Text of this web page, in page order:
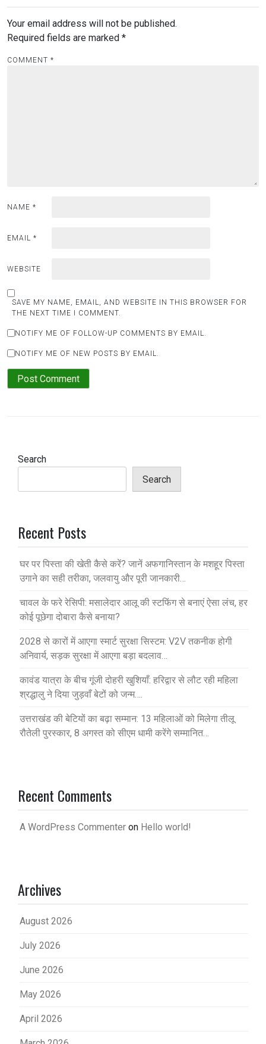
Your email address will not be published.
Required fields are marked *
COMMENT *
NAME *
EMAIL *
WEBSITE
SAVE MY NAME, EMAIL, AND WEBSITE IN THIS BROWSER FOR
THE NEXT TIME I COMMENT.
NOTIFY ME OF FOLLOW-UP COMMENTS BY EMAIL.
NOTIFY ME OF NEW POSTS BY EMAIL.
Search
Search
Recent Posts
घर पर पिस्ता की खेती कैसे करें? जानें अफगानिस्तान के मशहूर पिस्ता
उगाने का सही तरीका, जलवायु और पूरी जानकारी…
चावल के फरे रेसिपी: मसालेदार आलू की स्टफिंग से बनाएं ऐसा लंच, हर
कोई पूछेगा दोबारा कैसे बनाया?
2028 से कारों में आएगा स्मार्ट सुरक्षा सिस्टम: V2V तकनीक होगी
अनिवार्य, सड़क सुरक्षा में आएगा बड़ा बदलाव…
कावंड यात्रा के बीच गूंजी दोहरी खुशियाँ: हरिद्वार से लौट रही महिला
श्रद्धालु ने दिया जुड़वाँ बेटों को जन्म….
उत्तराखंड की बेटियों का बढ़ा सम्मान: 13 महिलाओं को मिलेगा तीलू
रौतेली पुरस्कार, 8 अगस्त को सीएम धामी करेंगे सम्मानित…
Recent Comments
A WordPress Commenter on Hello world!
Archives
August 2026
July 2026
June 2026
May 2026
April 2026